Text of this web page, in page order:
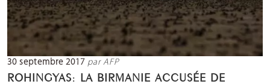
30 septembre 2017 par AFP
ROHINGYAS: LA BIRMANIE ACCUSÉE DE